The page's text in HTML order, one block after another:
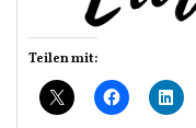
Teilen mit: